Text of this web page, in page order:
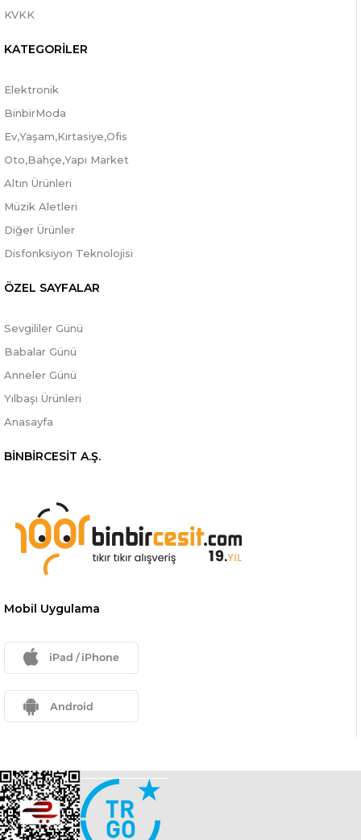
KVKK
KATEGORİLER
Elektronik
BinbirModa
Ev,Yaşam,Kırtasiye,Ofis
Oto,Bahçe,Yapı Market
Altın Ürünleri
Müzik Aletleri
Diğer Ürünler
Disfonksiyon Teknolojisi
ÖZEL SAYFALAR
Sevgililer Günü
Babalar Günü
Anneler Günü
Yılbaşı Ürünleri
Anasayfa
BİNBİRCESİT A.Ş.
Mobil Uygulama